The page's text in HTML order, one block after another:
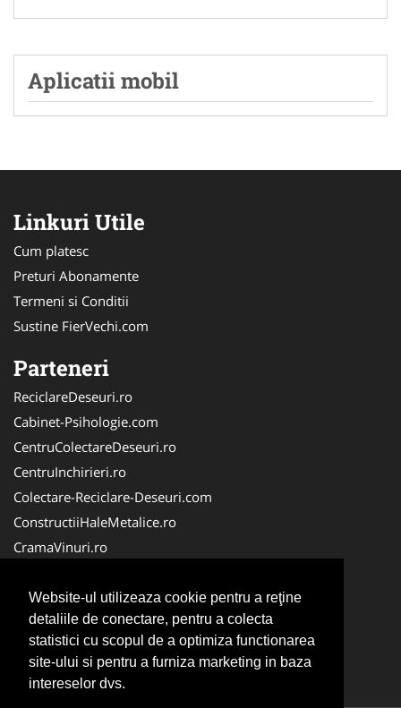
Website-ul utilizeaza cookie pentru a reţine
detaliile de conectare, pentru a colecta
statistici cu scopul de a optimiza functionarea
site-ului si pentru a furniza marketing in baza
intereselor dvs.
Aplicatii mobil
Linkuri Utile
Cum platesc
Preturi Abonamente
Termeni si Conditii
Sustine FierVechi.com
Parteneri
ReciclareDeseuri.ro
Cabinet-Psihologie.com
CentruColectareDeseuri.ro
CentruInchirieri.ro
Colectare-Reciclare-Deseuri.com
ConstructiiHaleMetalice.ro
CramaVinuri.ro
ColectareDeseuriMedicale.com
Cabinet Privat
Cabinet-Individual.ro
CuratenieSpatiiComerciale.ro